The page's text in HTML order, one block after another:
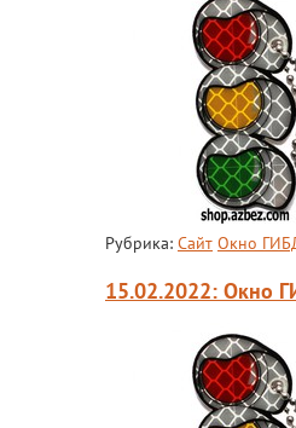
Рубрика: Сайт Окно
15.02.2022: Окно